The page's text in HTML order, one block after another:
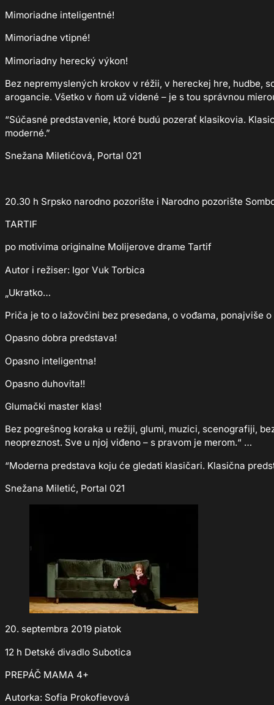
Mimoriadne inteligentné!
Mimoriadne vtipné!
Mimoriadny herecký výkon!
Bez nepremyslených krokov v réžii, v hereckej hre, hudbe,
arogancie. Všetko v ňom už videné – je s tou správnou
“Súčasné predstavenie, ktoré budú pozerať klasikovia.
moderné.”
Snežana Miletićová, Portal 021
20.30 h Srpsko narodno pozorište i Narodno pozorište
TARTIF
po motivima originalne Molijerove drame Tartif
Autor i režiser: Igor Vuk Torbica
„Ukratko…
Priča je to o lažovčini bez presedana, o vođama, ponajviše
Opasno dobra predstava!
Opasno inteligentna!
Opasno duhovita!!
Glumački master klas!
Bez pogrešnog koraka u režiji, glumi, muzici, scenografiji,
neopreznost. Sve u njoj viđeno – s pravom je merom.“ …
“Moderna predstava koju će gledati klasičari. Klasična
Snežana Miletić, Portal 021
20. septembra 2019 piatok
12 h Detské divadlo Subotica
PREPÁČ MAMA 4+
Autorka: Sofia Prokofievová